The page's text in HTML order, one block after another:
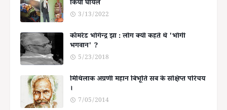
किया घायल
3/13/2022
कॉमरेड भोगेन्द्र झा : लोग क्यों कहते थे 'भोगी
भगवान' ?
5/23/2018
मिथिलाक अग्रणी महान बिभूति सब के संक्षिप्त परिचय
।
7/05/2014